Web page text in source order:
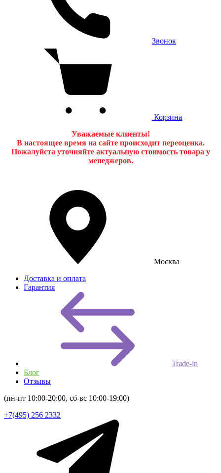
Звонок
Корзина
Уважаемые клиенты!
В настоящее время на сайте происходит переоценка.
Пожалуйста уточняйте актуальную стоимость товара у
менеджеров.
Москва
Доставка и оплата
Гарантия
Trade-in
Блог
Отзывы
(пн-пт 10:00-20:00, сб-вс 10:00-19:00)
+7(495) 256 2332